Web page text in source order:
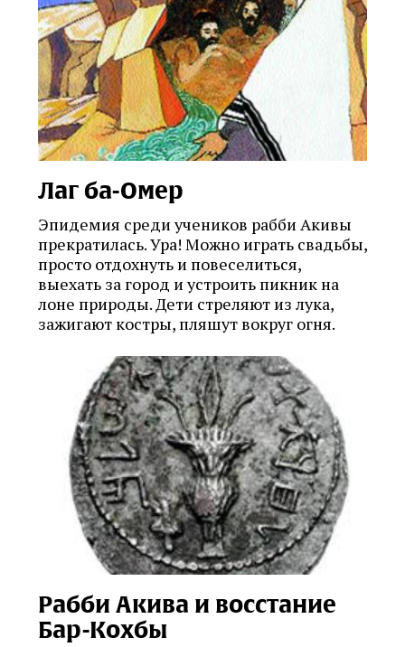
Лаг ба-Омер
Эпидемия среди учеников рабби Акивы
прекратилась. Ура! Можно играть свадьбы,
просто отдохнуть и повеселиться,
выехать за город и устроить пикник на
лоне природы. Дети стреляют из лука,
зажигают костры, пляшут вокруг огня.
Рабби Акива и восстание
Бар-Кохбы